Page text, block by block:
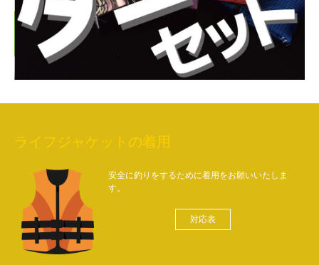
ライフジャケットの着用
安全に釣りをするために着用をお願いいたしま
す。
対応表